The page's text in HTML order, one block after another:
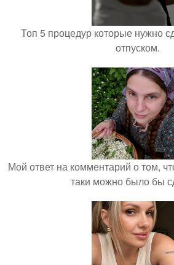
Топ 5 процедур которые нужно
отпуском.
Мой ответ на комментарий о том,
таки можно было бы